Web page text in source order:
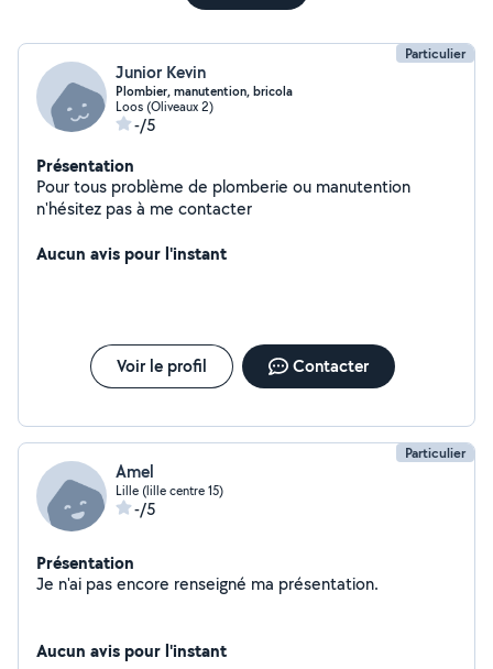
Particulier
Junior Kevin
Plombier, manutention, bricola
Loos (Oliveaux 2)
-/5
Présentation
Pour tous problème de plomberie ou manutention
n'hésitez pas à me contacter
Aucun avis pour l'instant
Voir le profil Contacter
Particulier
Amel
Lille (lille centre 15)
-/5
Présentation
Je n'ai pas encore renseigné ma présentation.
Aucun avis pour l'instant